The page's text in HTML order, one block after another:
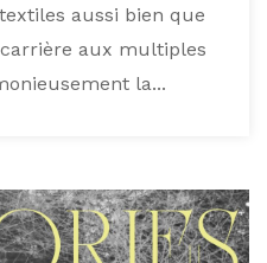
aussi bien que
aux multiples
la...